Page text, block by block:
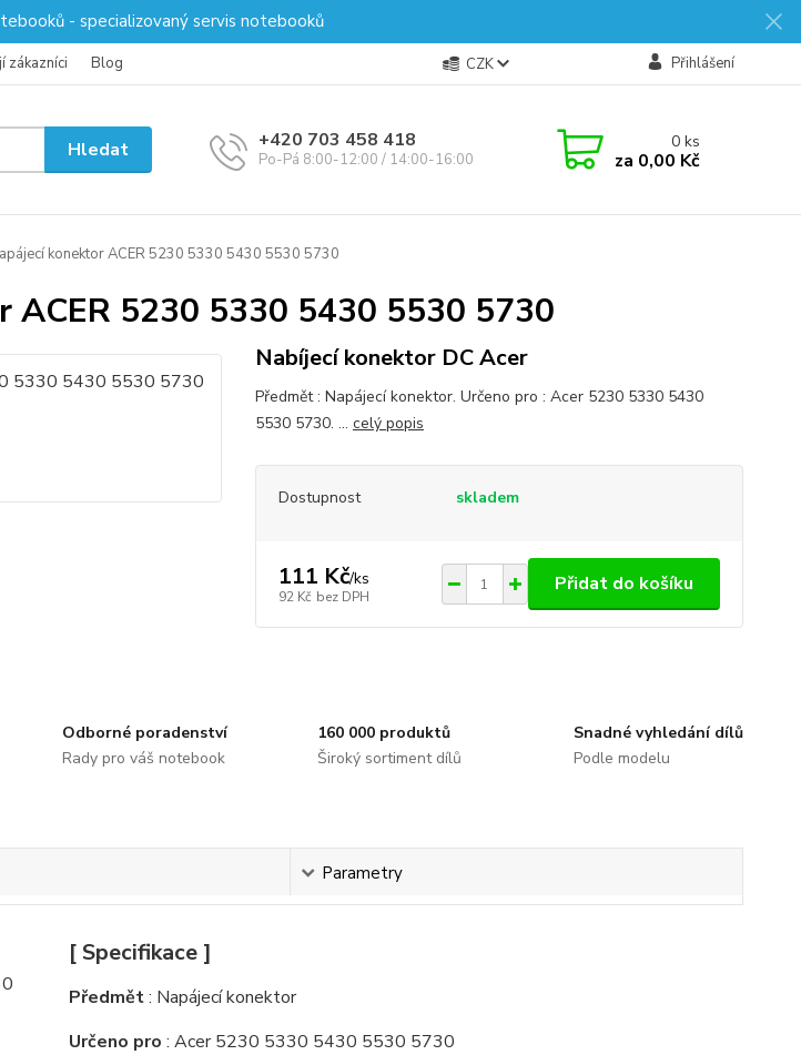
- specializovaný servis notebooků
zákazníci Blog CZK Přihlášení
Hledat +420 703 458 418
Po-Pá 8:00-12:00 / 14:00-16:00
0ks
za 0,00 Kč
konektor ACER 5230 5330 5430 5530 5730
ACER 5230 5330 5430 5530 5730
Nabíjecí konektor DC Acer
Předmět : Napájecí konektor. Určeno pro : Acer 5230 5330 5430
5530 5730. ... celý popis
Dostupnost skladem
111 Kč/ks
92 Kč bez DPH
Přidat do košíku
Odborné poradenství
Rady pro váš notebook
160 000 produktů
Široký sortiment dílů
Snadné vyhledání dílů
Podle modelu
Parametry
[ Specifikace ]
Předmět: Napájecí konektor
Určeno pro : Acer 5230 5330 5430 5530 5730